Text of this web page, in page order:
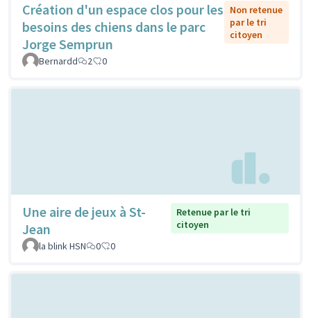
Création d'un espace clos pour les
besoins des chiens dans le parc
Jorge Semprun
Non retenue
par le tri
citoyen
Bernardd 2 0
Une aire de jeux à St-
Jean
Retenue par le tri
citoyen
la blink HSN
0 0